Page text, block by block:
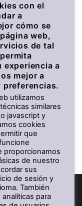
con el
a
cómo se
web,
de tal
experiencia a
mejor a
preferencias.
utilizamos
similares
javascript y
cookies
que
proporcionamos
de nuestro
sus
de sesión y
También
para